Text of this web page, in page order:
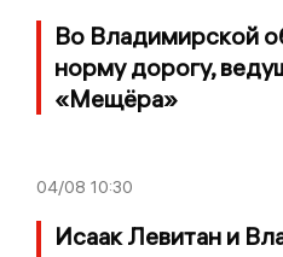
Во Владимирской
норму дорогу,
«Мещёра»
04/08 10:30
Исаак Левитан и